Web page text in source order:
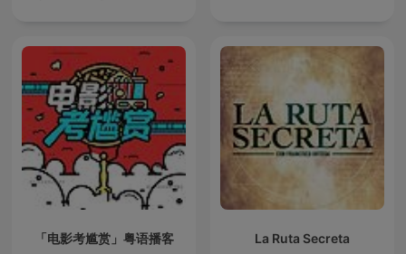
「电影考尴赏」粤语播客 La Ruta Secreta